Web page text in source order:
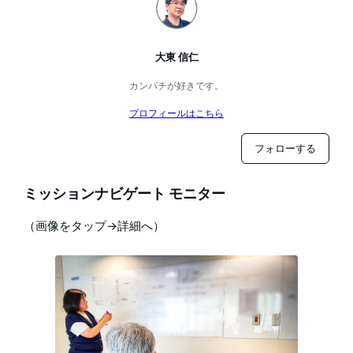
大東 信仁
カンパチが好きです。
プロフィールはこちら
フォローする
ミッションナビゲート モニター
（画像をタップ→詳細へ）